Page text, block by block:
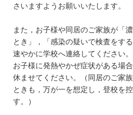
さいますようお願いいたします。
また，お子様や同居のご家族が「
とき」，
「感染の疑いで検査をす
速やかに学校へ連絡してください。
お子様に発熱やかぜ症状がある場
休ませて ください。（同居のご家
ときも，万が一を想定し，登校を
す。）